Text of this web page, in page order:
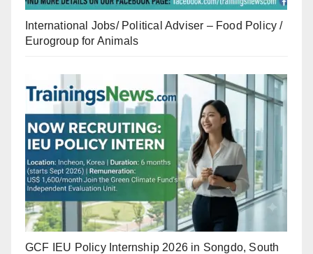
International Jobs/ Political Adviser – Food Policy /
Eurogroup for Animals
GCF IEU Policy Internship 2026 in Songdo, South